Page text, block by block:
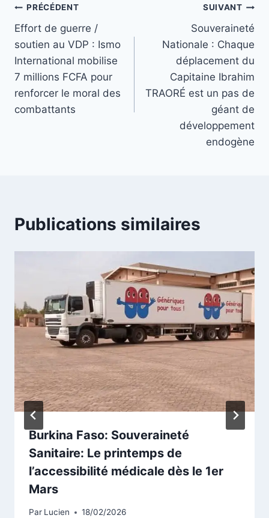
Navigation
de
l’article
PRÉCÉDENT
Effort de guerre /
soutien au VDP : Ismo
International mobilise
7 millions FCFA pour
renforcer le moral des
combattants
SUIVANT
Souveraineté
Nationale : Chaque
déplacement du
Capitaine Ibrahim
TRAORÉ est un pas de
géant de
développement
endogène
Publications similaires
Burkina Faso: Souveraineté
Sanitaire: Le printemps de
l’accessibilité médicale dès le 1er
Mars
Par Lucien 18/02/2026